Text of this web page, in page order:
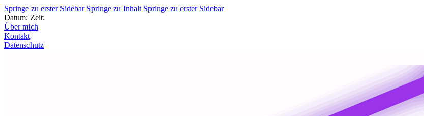
Springe zu erster Sidebar Springe zu Inhalt Springe zu erster Sidebar
Datum: Zeit:
Über mich
Kontakt
Datenschutz